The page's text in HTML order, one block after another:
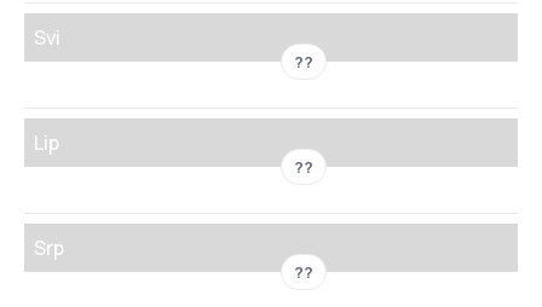
Svi
??
Lip
??
Srp
??